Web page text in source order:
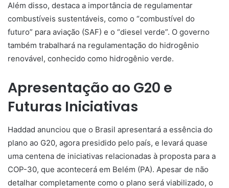
Além disso, destaca a importância de regulamentar
combustíveis sustentáveis, como o “combustível do
futuro” para aviação (SAF) e o “diesel verde”. O governo
também trabalhará na regulamentação do hidrogênio
renovável, conhecido como hidrogênio verde.
Apresentação ao G20 e
Futuras Iniciativas
Haddad anunciou que o Brasil apresentará a essência do
plano ao G20, agora presidido pelo país, e levará quase
uma centena de iniciativas relacionadas à proposta para a
COP-30, que acontecerá em Belém (PA). Apesar de não
detalhar completamente como o plano será viabilizado, o